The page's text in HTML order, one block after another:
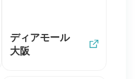
ディアモール
大阪